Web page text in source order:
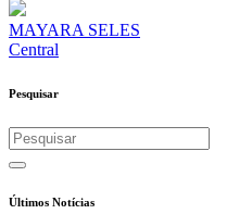
MAYARA SELES
Central
Pesquisar
Últimos Notícias